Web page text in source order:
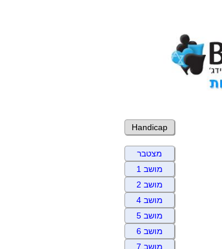
Handicap
מצטבר
מושב 1
מושב 2
מושב 4
מושב 5
מושב 6
מושב 7